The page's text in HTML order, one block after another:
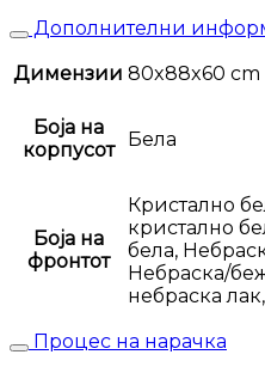
Дополнителни
Димензии 80x88x60 cm
Боја на
корпусот
Бела
Боја на
фронтот
Кристално
кристално
бела,
Небраска/
небраска
Процес на нарачка